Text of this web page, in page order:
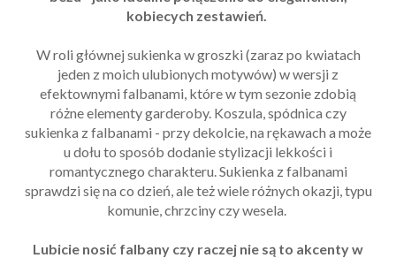
kobiecych zestawień.
W roli głównej sukienka w groszki (zaraz po kwiatach
jeden z moich ulubionych motywów) w wersji z
efektownymi falbanami, które w tym sezonie zdobią
różne elementy garderoby. Koszula, spódnica czy
sukienka z falbanami - przy dekolcie, na rękawach a może
u dołu to sposób dodanie stylizacji lekkości i
romantycznego charakteru. Sukienka z falbanami
sprawdzi się na co dzień, ale też wiele różnych okazji, typu
komunie, chrzciny czy wesela.
Lubicie nosić falbany czy raczej nie są to akcenty w